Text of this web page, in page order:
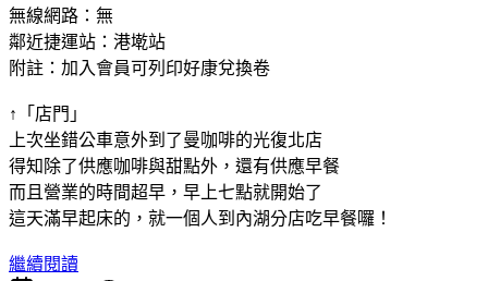
無線網路：無
鄰近捷運站：港墘站
附註：加入會員可列印好康兌換卷
↑「店門」
上次坐錯公車意外到了曼咖啡的光復北店
得知除了供應咖啡與甜點外，還有供應早餐
而且營業的時間超早，早上七點就開始了
這天滿早起床的，就一個人到內湖分店吃早餐囉！
繼續閱讀